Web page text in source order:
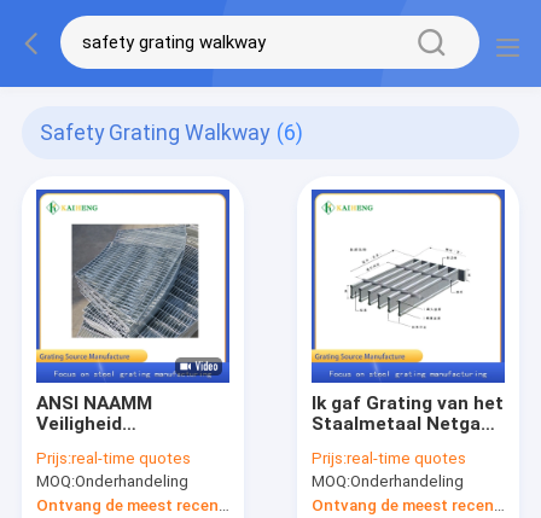
Safety Grating Walkway (6)
ANSI NAAMM
Veiligheid
Grating van de
Staalgang Gevormde
Ventilator
Prijs:real-time quotes
MOQ:Onderhandeling
Ik gaf Grating van het
Staalmetaal Netgang
Prijs:real-time quotes
MOQ:Onderhandeling